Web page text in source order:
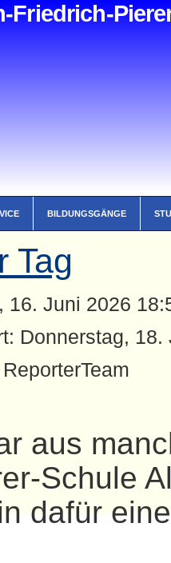
BILDUNGSGÄNGE
Tag
16. Juni 2026
Donnerstag, 18.
aus
Schule
dafür